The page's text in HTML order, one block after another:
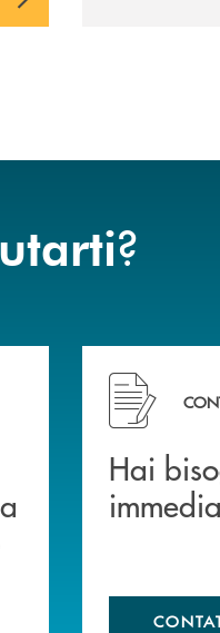
?
BCC di Spello e del
Hai bisogno
Hai